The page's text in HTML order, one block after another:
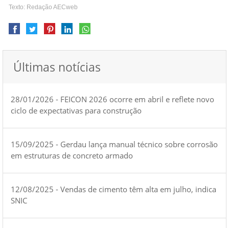
Texto: Redação AECweb
Últimas notícias
28/01/2026 - FEICON 2026 ocorre em abril e reflete novo
ciclo de expectativas para construção
15/09/2025 - Gerdau lança manual técnico sobre corrosão
em estruturas de concreto armado
12/08/2025 - Vendas de cimento têm alta em julho, indica
SNIC